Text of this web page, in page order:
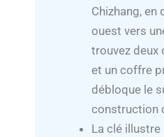
Chizhang, en
ouest vers
trouvez deux
et un coffre
débloque le
construction
La clé illustre